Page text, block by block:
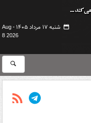
شنبه ۱۷ مرداد ۱۴۰۵ -
Aug
8 2026